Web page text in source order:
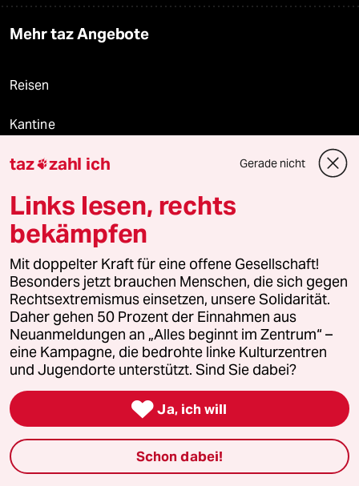
Mehr taz Angebote
Reisen
Kantine
Shop
Anzeigen
Fragen & Hilfe
Feedback
Aboservice
ePaper Login
Downloads für Abonnierende
taz zahl ich Gerade nicht
Links lesen, rechts
bekämpfen
Mit doppelter Kraft für eine offene Gesellschaft!
Besonders jetzt brauchen Menschen, die sich gegen
Rechtsextremismus einsetzen, unsere Solidarität.
Daher gehen 50 Prozent der Einnahmen aus
Neuanmeldungen an „Alles beginnt im Zentrum“ –
eine Kampagne, die bedrohte linke Kulturzentren
und Jugendorte unterstützt. Sind Sie dabei?
 Ja, ich will
Schon dabei!